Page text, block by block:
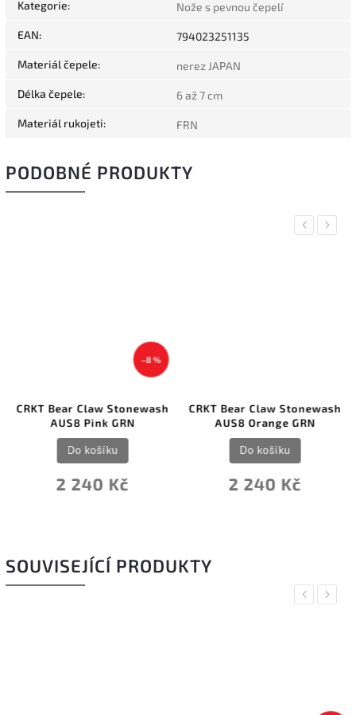
Kategorie: Nože s pevnou čepelí
EAN: 794023251135
Materiál čepele: nerez JAPAN
Délka čepele: 6 až 7 cm
Materiál rukojeti: FRN
PODOBNÉ PRODUKTY
Previous
–8 %
CRKT Bear Claw Stonewash
AUS8 Pink GRN
2 240 Kč
Do košíku
CRKT Bear Claw Stonewash
AUS8 Orange GRN
2 240 Kč
Do košíku
Next
SOUVISEJÍCÍ PRODUKTY
Previous
Next